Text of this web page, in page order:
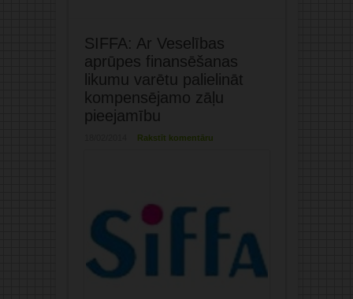
SIFFA: Ar Veselības
aprūpes finansēšanas
likumu varētu palielināt
kompensējamo zāļu
pieejamību
Rakstīt komentāru